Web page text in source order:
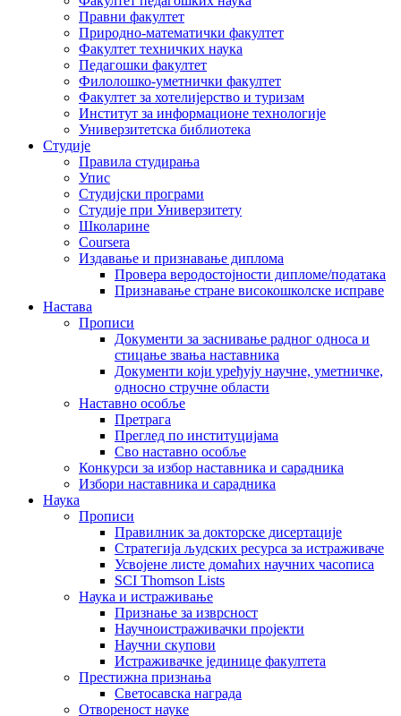
Правни факултет
Природно-математички факултет
Факултет техничких наука
Педагошки факултет
Филолошко-уметнички факултет
Факултет за хотелијерство и туризам
Институт за информационе технологије
Универзитетска библиотека
Студије
Правила студирања
Упис
Студијски програми
Студије при Универзитету
Школарине
Coursera
Издавање и признавање диплома
Провера веродостојности дипломе/података
Признавање стране високошколске исправе
Настава
Прописи
Документи за заснивање радног односа и
стицање звања наставника
Документи који уређују научне, уметничке,
односно стручне области
Наставно особље
Претрага
Преглед по институцијама
Сво наставно особље
Конкурси за избор наставника и сарадника
Избори наставника и сарадника
Наука
Прописи
Правилник за докторске дисертације
Стратегија људских ресурса за истраживаче
Усвојене листе домаћих научних часописа
SCI Thomson Lists
Наука и истраживање
Признање за изврсност
Научноистраживачки пројекти
Научни скупови
Истраживачке јединице факултета
Престижна признања
Светосавска награда
Отвореност науке